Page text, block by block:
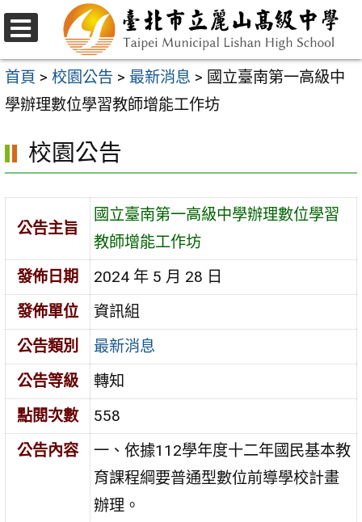
跳
至
主
要
容
區
選
單
首頁 > 校園公告 > 最新消息 > 國立臺南第一高級中
學辦理數位學習教師增能工作坊
校園公告
公告主旨
國立臺南第一高級中學辦理數位學習
教師增能工作坊
發佈日期
2024 年 5 月 28 日
發佈單位
資訊組
公告類別
最新消息
公告等級
轉知
點閱次數
558
公告內容
一、依據112學年度十二年國民基本教
育課程綱要普通型數位前導學校計畫
辦理。